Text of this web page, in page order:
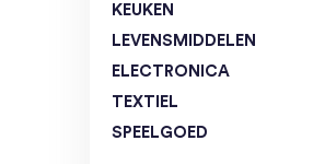
KEUKEN
LEVENSMIDDELEN
ELECTRONICA
TEXTIEL
SPEELGOED